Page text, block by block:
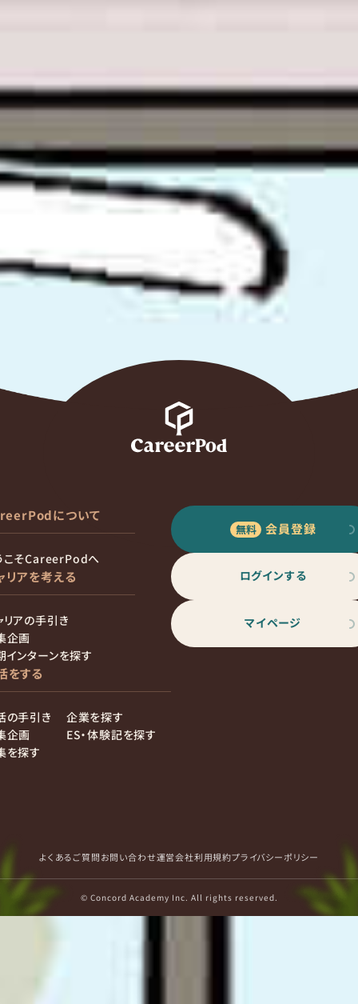
について
こそCareerPodへ
リアを考える
リアの手引き
企画
インターンを探す
をする
の手引き
企画
を探す
企業を探す
ES・体験記を探す
会員登録
ログインする
マイページ
よくあるご質問お問い合わせ運営会社利用規約プライバシーポリシー
© Concord Academy Inc. All rights reserved.